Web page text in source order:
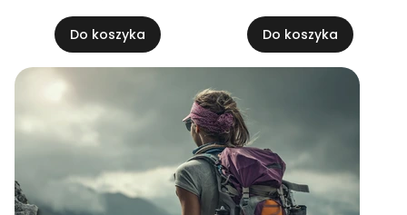
Do koszyka Do koszyka